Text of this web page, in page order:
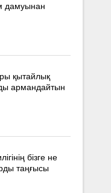
дамуынан
қытайлық
армандайтын
бізге не
таңғысы